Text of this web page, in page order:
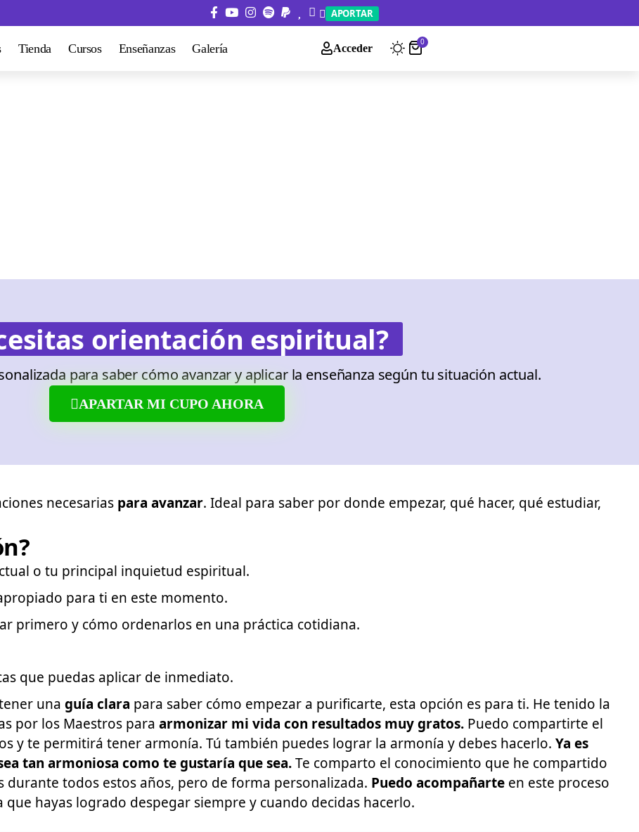
APORTAR
Tienda Cursos Enseñanzas Galería Acceder
0
orientación espiritual?
para saber cómo avanzar y aplicar la enseñanza según tu situación actual.
APARTAR MI CUPO AHORA
necesarias para avanzar. Ideal para saber por donde empezar, qué hacer, qué estudiar,
o tu principal inquietud espiritual.
para ti en este momento.
primero y cómo ordenarlos en una práctica cotidiana.
que puedas aplicar de inmediato.
una guía clara para saber cómo empezar a purificarte, esta opción es para ti. He tenido la
por los Maestros para armonizar mi vida con resultados muy gratos. Puedo compartirte el
y te permitirá tener armonía. Tú también puedes lograr la armonía y debes hacerlo. Ya es
tan armoniosa como te gustaría que sea.Te comparto el conocimiento que he compartido
durante todos estos años, pero de forma personalizada. Puedo acompañarte en este proceso
hayas logrado despegar siempre y cuando decidas hacerlo.